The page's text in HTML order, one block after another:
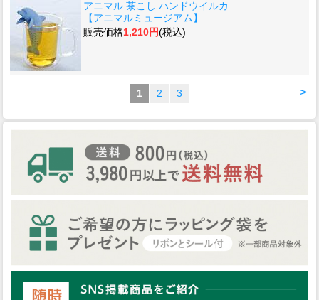
アニマル 茶こし ハンドウイルカ
【アニマルミュージアム】
販売価格1,210円(税込)
>
1 2 3